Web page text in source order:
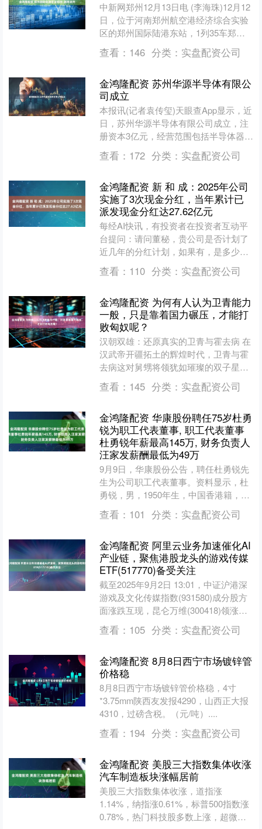
中新网郑州12月13日电 (李海珠)12月12
日，位于河南郑州航空港经济综合实验
区的郑州国际陆港东站，1列35车郑州-
越南调令班列成功首发。 图为郑州-越
南班列....
查看： 146 分类： 实盘配资公司
金鸿隆配资 苏州华源半导体有限公
司成立
本报讯(记者袁传玺)天眼查App显示，近
日，苏州华源半导体有限公司成立，注
册资本3亿元，经营范围包括半导体器件
专用设备制造、半导体器件专用设备销
售、电子专用材料....
查看： 172 分类： 实盘配资公司
金鸿隆配资 新 和 成：2025年公司
实施了3次现金分红，当年累计已
派发现金分红达27.62亿元
每经AI快讯，有投资者在投资者互动平
台提问：请问董秘，贵公司是否计划了
近几年的分红计划，如果有，是多少？
谢谢！ 新和成（002001.SZ）11月6日
在投资者互....
查看： 110 分类： 实盘配资公司
金鸿隆配资 为何有人认为卫青能力
一般，只是靠着国力碾压，才能打
败匈奴呢？
汉朝双雄：还原真实的卫青与霍去病 在
汉武帝开疆拓土的辉煌时代，卫青与霍
去病这对舅甥将领犹如璀璨的双子星，
他们率领汉军七次远征漠北，将匈奴铁
骑打得溃不成军。无论是....
查看： 145 分类： 实盘配资公司
金鸿隆配资 华康股份聘任75岁杜勇
锐为职工代表董事, 职工代表董事
杜勇锐年薪最高145万, 财务负责人
汪家发薪酬最低为49万
9月9日，华康股份公告，聘任杜勇锐先
生为公司职工代表董事。资料显示，杜
勇锐，男，1950年生，中国香港籍，工
商管理硕士。历任美国BURROUGUS
电脑公司售经理....
查看： 101 分类： 实盘配资公司
金鸿隆配资 阿里云业务加速催化AI
产业链，聚焦港股龙头的游戏传媒
ETF(517770)备受关注
截至2025年9月2日 13:01，中证沪港深
游戏及文化传媒指数(931580)成分股方
面涨跌互现，昆仑万维(300418)领涨
6.82%，利欧股份(00213....
查看： 105 分类： 实盘配资公司
金鸿隆配资 8月8日西宁市场镀锌管
价格稳
8月8日西宁市场镀锌管价格稳，4寸
*3.75mm陕西友发报4290，山西正大报
4310，过磅含税。（元/吨）....
查看： 194 分类： 实盘配资公司
金鸿隆配资 美股三大指数集体收涨
汽车制造板块涨幅居前
美股三大指数集体收涨，道指涨
1.14%，纳指涨0.61%，标普500指数涨
0.78%，热门科技股多数上涨，超微电